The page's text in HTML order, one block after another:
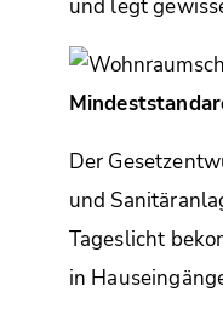
und legt
Der
und
Tageslicht
in